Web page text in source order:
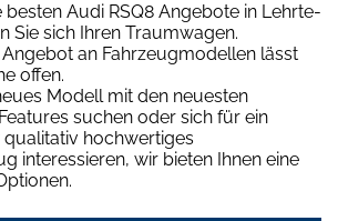
besten Audi RSQ8 Angebote in Lehrte-
Sie sich Ihren Traumwagen.
an Fahrzeugmodellen lässt
offen.
Modell mit den neuesten
suchen oder sich für ein
hochwertiges
interessieren, wir bieten Ihnen eine